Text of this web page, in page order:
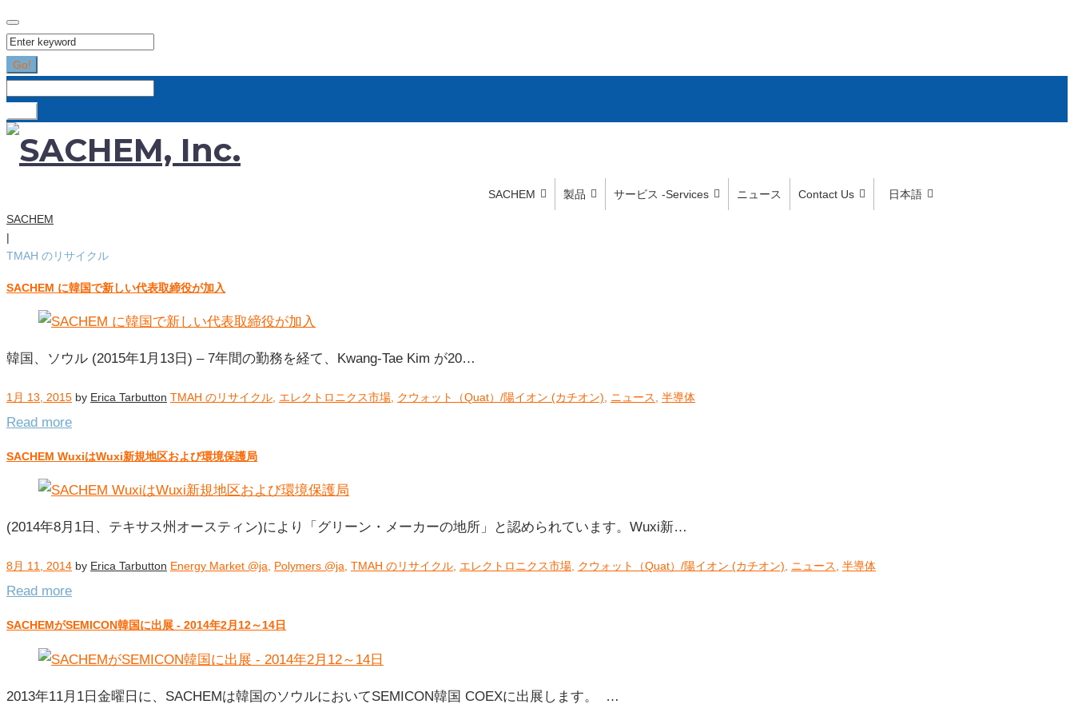
Search
for:
Go!
SACHEM 製品 サービス -Services ニュース Contact Us
日本語
SACHEM
|
TMAH のリサイクル
カ
リ
リ
SACHEM に韓国で新しい代表取締役が加入
韓国、ソウル (2015年1月13日) – 7年間の勤務を経て、Kwang-Tae Kim が20…
1月 13, 2015 by Erica Tarbutton TMAH のリサイクル, エレクトロニクス市場, クウォット（Quat）/陽イオン (カチオン), ニュース, 半導体
Read more
SACHEM WuxiはWuxi新規地区および環境保護局
(2014年8月1日、テキサス州オースティン)により「グリーン・メーカーの地所」と認められています。Wuxi新…
8月 11, 2014 by Erica Tarbutton Energy Market @ja, Polymers @ja, TMAH のリサイクル, エレクトロニクス市場, クウォット（Quat）/陽イオン (カチオン), ニュース, 半導体
Read more
SACHEMがSEMICON韓国に出展 - 2014年2月12～14日
2013年11月1日金曜日に、SACHEMは韓国のソウルにおいてSEMICON韓国 COEXに出展します。 …